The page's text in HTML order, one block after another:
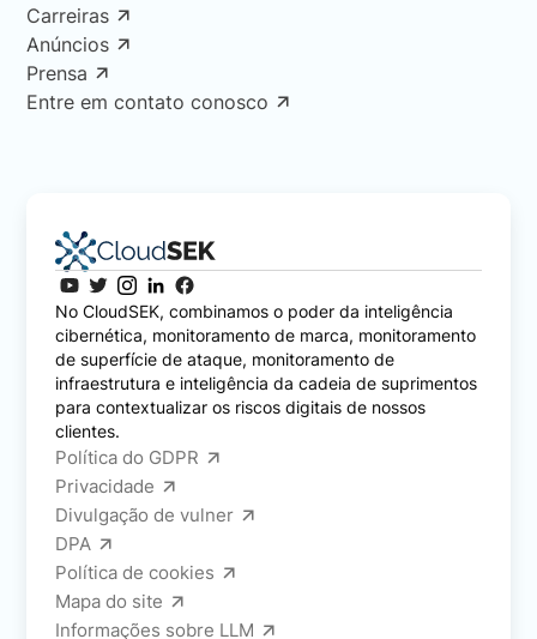
Carreiras
Anúncios
Prensa
Entre em contato conosco
No CloudSEK, combinamos o poder da inteligência
cibernética, monitoramento de marca, monitoramento
de superfície de ataque, monitoramento de
infraestrutura e inteligência da cadeia de suprimentos
para contextualizar os riscos digitais de nossos
clientes.
Política do GDPR
Privacidade
Divulgação de vulner
DPA
Política de cookies
Mapa do site
Informações sobre LLM